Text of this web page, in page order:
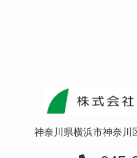
神奈川県横浜市神奈川